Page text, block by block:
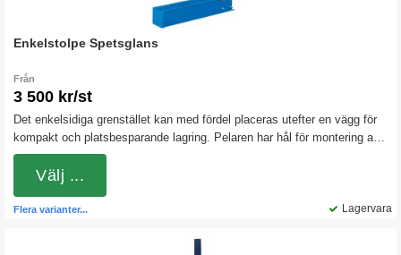
Enkelstolpe Spetsglans
Från
3 500 kr/st
Det enkelsidiga grenstället kan med fördel placeras utefter en vägg för
kompakt och platsbesparande lagring. Pelaren har hål för montering av
armar med ett centrumavstånd på 76 mm.
Lagervara
Flera varianter...
Välj ...